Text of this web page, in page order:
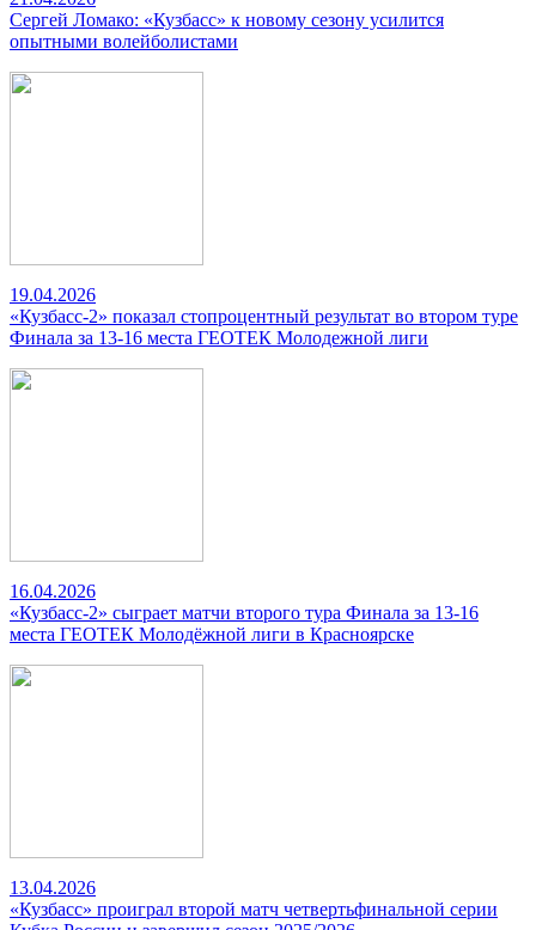
Сергей Ломако: «Кузбасс» к новому сезону усилится
опытными волейболистами
19.04.2026
«Кузбасс-2» показал стопроцентный результат во втором туре
Финала за 13-16 места ГЕОТЕК Молодежной лиги
16.04.2026
«Кузбасс-2» сыграет матчи второго тура Финала за 13-16
места ГЕОТЕК Молодёжной лиги в Красноярске
13.04.2026
«Кузбасс» проиграл второй матч четвертьфинальной серии